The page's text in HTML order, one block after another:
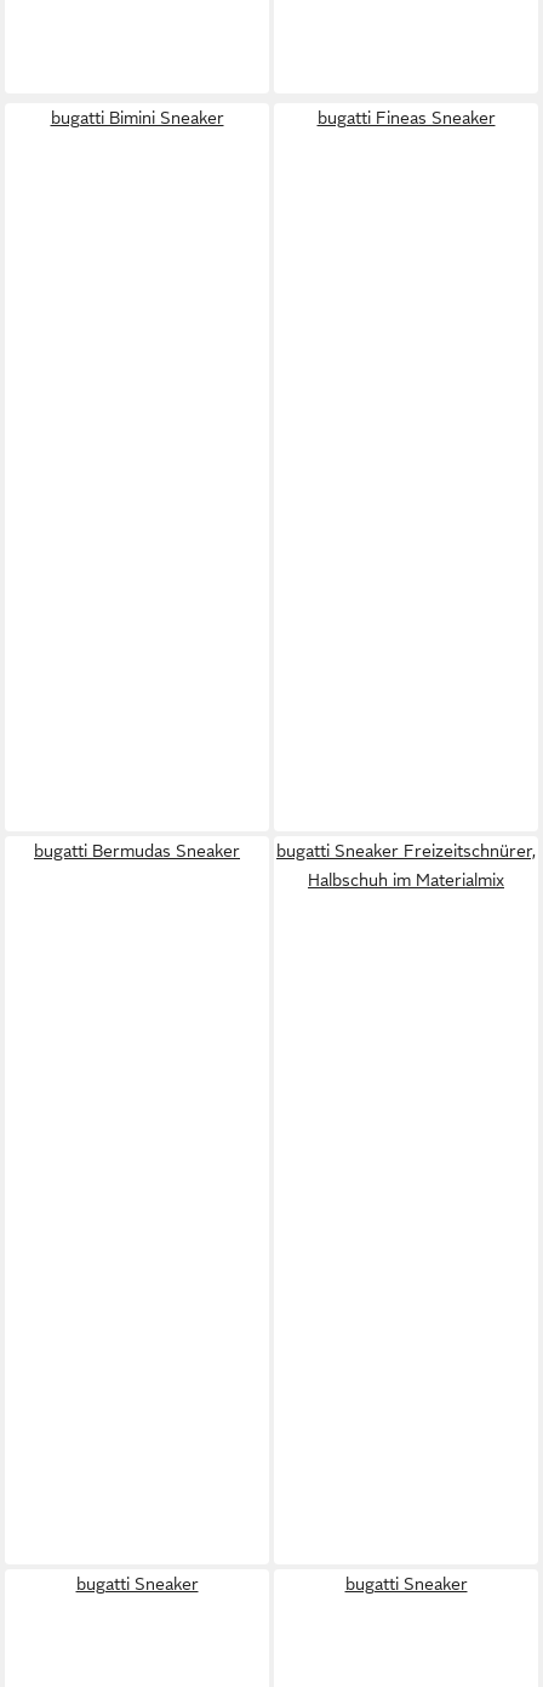
bugatti Bimini Sneaker bugatti Fineas Sneaker
bugatti Bermudas Sneaker
bugatti Sneaker Freizeitschnürer,
Halbschuh im Materialmix
bugatti Sneaker bugatti Sneaker